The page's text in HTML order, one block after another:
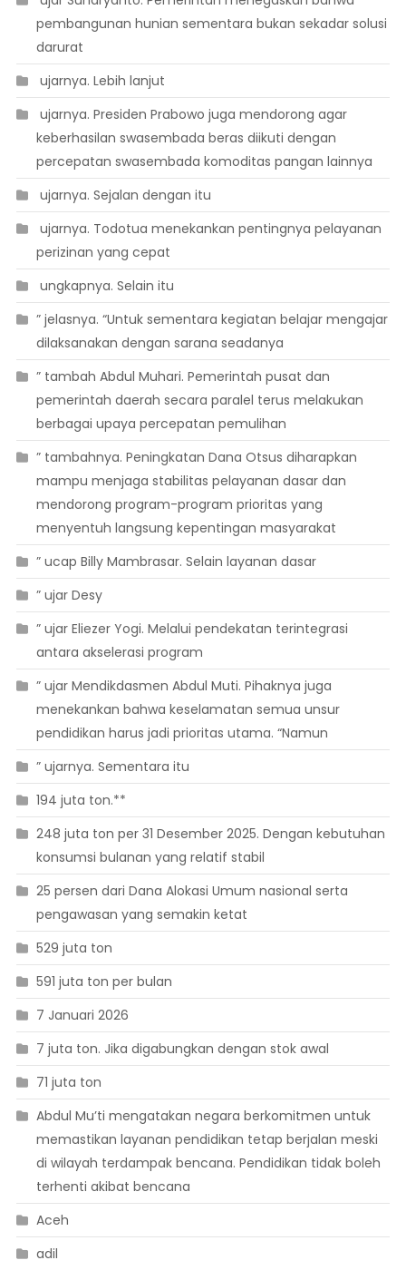
pembangunan hunian sementara bukan sekadar solusi
darurat
 ujarnya. Lebih lanjut
 ujarnya. Presiden Prabowo juga mendorong agar
keberhasilan swasembada beras diikuti dengan
percepatan swasembada komoditas pangan lainnya
 ujarnya. Sejalan dengan itu
 ujarnya. Todotua menekankan pentingnya pelayanan
perizinan yang cepat
 ungkapnya. Selain itu
” jelasnya. “Untuk sementara kegiatan belajar mengajar
dilaksanakan dengan sarana seadanya
” tambah Abdul Muhari. Pemerintah pusat dan
pemerintah daerah secara paralel terus melakukan
berbagai upaya percepatan pemulihan
” tambahnya. Peningkatan Dana Otsus diharapkan
mampu menjaga stabilitas pelayanan dasar dan
mendorong program-program prioritas yang
menyentuh langsung kepentingan masyarakat
” ucap Billy Mambrasar. Selain layanan dasar
” ujar Desy
” ujar Eliezer Yogi. Melalui pendekatan terintegrasi
antara akselerasi program
” ujar Mendikdasmen Abdul Muti. Pihaknya juga
menekankan bahwa keselamatan semua unsur
pendidikan harus jadi prioritas utama. “Namun
” ujarnya. Sementara itu
194 juta ton.**
248 juta ton per 31 Desember 2025. Dengan kebutuhan
konsumsi bulanan yang relatif stabil
25 persen dari Dana Alokasi Umum nasional serta
pengawasan yang semakin ketat
529 juta ton
591 juta ton per bulan
7 Januari 2026
7 juta ton. Jika digabungkan dengan stok awal
71 juta ton
Abdul Mu’ti mengatakan negara berkomitmen untuk
memastikan layanan pendidikan tetap berjalan meski
di wilayah terdampak bencana. Pendidikan tidak boleh
terhenti akibat bencana
Aceh
adil